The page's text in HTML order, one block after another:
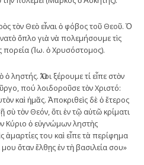
τὸν Θεὸ εἶναι ὁ φόβος τοῦ Θεοῦ. Ὁ
ὅπλο γιὰ νὰ πολεμήσουμε τὶς
πορεία (Ἰω. ὁ Χρυσόστομος).
Ὅλοι ξέρουμε τί εἶπε στὸν
πού λοιδοροῦσε τὸν Χριστό:
καὶ ἡμᾶς. Ἀποκριθεὶς δὲ ὁ ἕτερος
τὸν Θεόν, ὅτι ἐν τῷ αὐτῶ κρίματι
Κύριο ὁ εὐγνώμων ληστὴς
ἁμαρτίες του καὶ εἶπε τὰ περίφημα
ὅταν ἔλθῃς ἐν τὴ βασιλεία σου»